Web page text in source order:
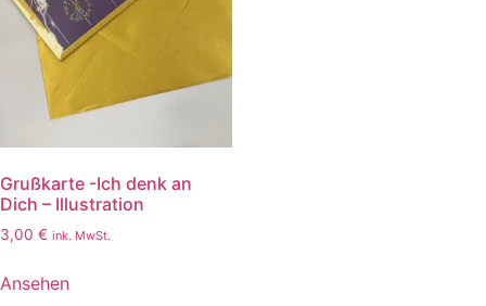
Grußkarte -Ich denk an
Dich – Illustration
3,00 € ink. MwSt.
Ansehen